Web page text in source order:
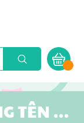
XE CONTAINER PHÓNG TÊN LỬA – ĐỒ CHƠI BÉ TRAI NHÌN LÀ MÊ